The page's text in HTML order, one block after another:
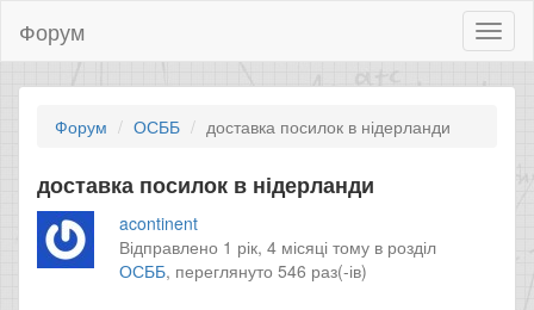
Форум
Форум ОСББ доставка посилок в нідерланди
доставка посилок в нідерланди
acontinent
Відправлено 1 рік, 4 місяці тому в розділ
ОСББ, переглянуто 546 раз(-ів)